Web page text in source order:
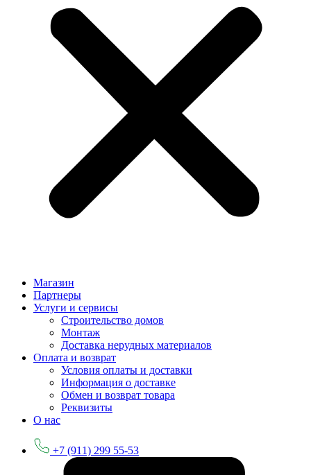
Магазин
Партнеры
Услуги и сервисы
Строительство домов
Монтаж
Доставка нерудных материалов
Оплата и возврат
Условия оплаты и доставки
Информация о доставке
Обмен и возврат товара
Реквизиты
О нас
+7 (911) 299 55-53